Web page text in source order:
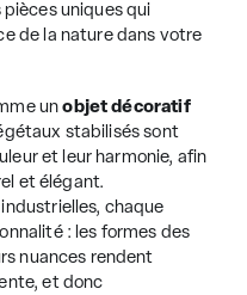
uniques qui
de la nature dans votre
unobjet décoratif
stabilisés sont
et leur harmonie, afin
et élégant.
chaque
: les formes des
nuances rendent
et donc